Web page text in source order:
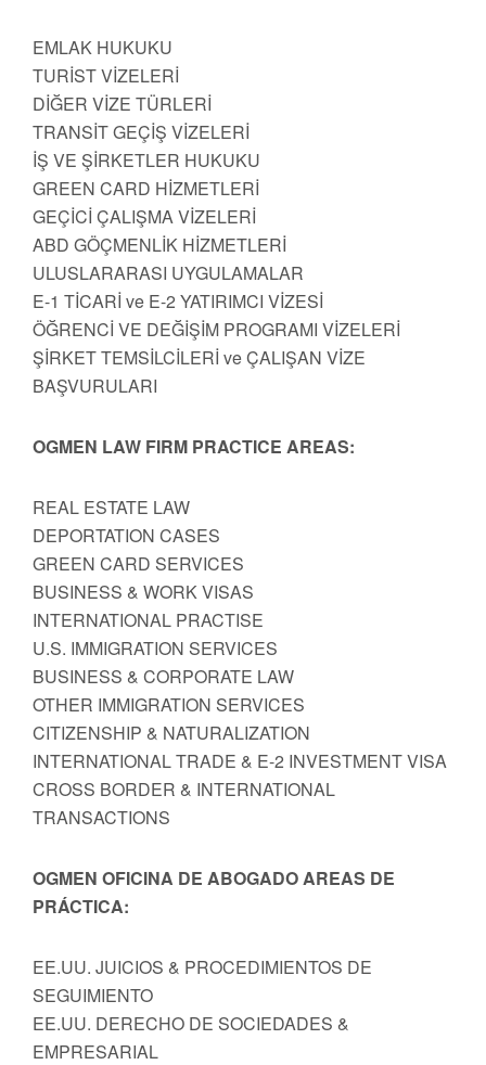
EMLAK HUKUKU
TURİST VİZELERİ
DİĞER VİZE TÜRLERİ
TRANSİT GEÇİŞ VİZELERİ
İŞ VE ŞİRKETLER HUKUKU
GREEN CARD HİZMETLERİ
GEÇİCİ ÇALIŞMA VİZELERİ
ABD GÖÇMENLİK HİZMETLERİ
ULUSLARARASI UYGULAMALAR
E-1 TİCARİ ve E-2 YATIRIMCI VİZESİ
ÖĞRENCİ VE DEĞİŞİM PROGRAMI VİZELERİ
ŞİRKET TEMSİLCİLERİ ve ÇALIŞAN VİZE
BAŞVURULARI
OGMEN LAW FIRM PRACTICE AREAS:
REAL ESTATE LAW
DEPORTATION CASES
GREEN CARD SERVICES
BUSINESS & WORK VISAS
INTERNATIONAL PRACTISE
U.S. IMMIGRATION SERVICES
BUSINESS & CORPORATE LAW
OTHER IMMIGRATION SERVICES
CITIZENSHIP & NATURALIZATION
INTERNATIONAL TRADE & E-2 INVESTMENT VISA
CROSS BORDER & INTERNATIONAL
TRANSACTIONS
OGMEN OFICINA DE ABOGADO AREAS DE
PRÁCTICA:
EE.UU. JUICIOS & PROCEDIMIENTOS DE
SEGUIMIENTO
EE.UU. DERECHO DE SOCIEDADES &
EMPRESARIAL